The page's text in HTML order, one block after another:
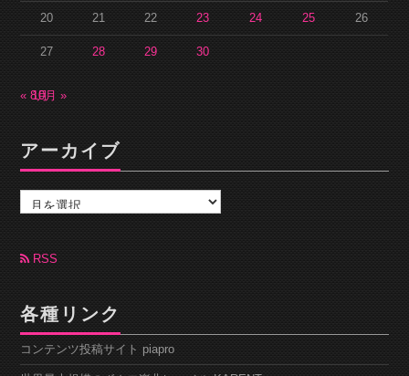
20 21 22 23 24 25 26
27 28 29 30
« 8月
10月 »
アーカイブ
カ
ブ RSS
各種リンク
コンテンツ投稿サイト piapro